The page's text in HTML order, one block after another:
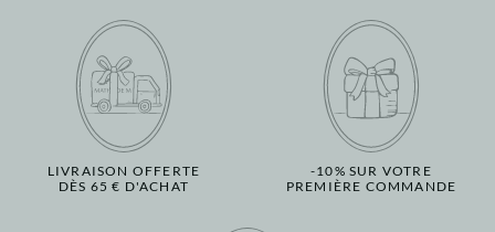
LIVRAISON OFFERTE
DÈS 65 € D'ACHAT
-10% SUR VOTRE
PREMIÈRE COMMANDE